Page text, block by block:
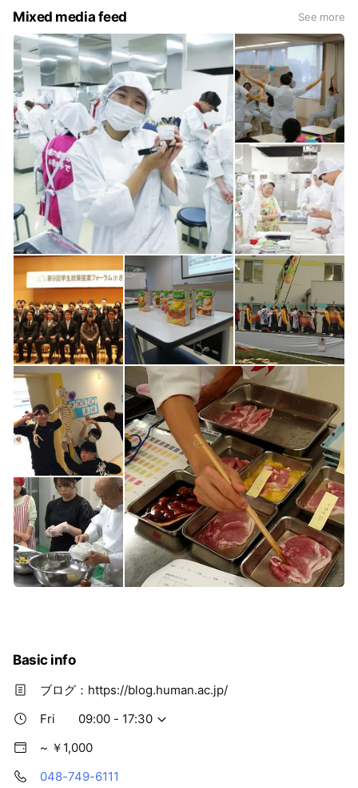
に入試情報やオープンキャンパスなどのイベント情報など
を不定期に配信します。 ■蓮田キャンパス 人間科学部：
ヘルスフードサイエンス学科（食品健康科学）、健康栄養
学科、心身健康科学科（通信教育課程）、心身健康科学科
（通学課程）※設置構想中 大学院：心身健康科学専攻(通
信制)、健康栄養科学専攻 ■岩槻キャンパス 保健医療学
部：看護学科、リハビリテーション学科(理学療法学専
攻・義肢装具学専攻) ■東京サテライト 心身健康科学科(通
信制)、大学院心身健康科学専攻(通信制)
Mixed media feed See more
Basic info
ブログ：https://blog.human.ac.jp/
Fri
09:00 - 17:30
~ ￥1,000
048-749-6111